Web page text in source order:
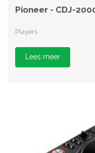
Pioneer - CDJ-
Players
Lees meer